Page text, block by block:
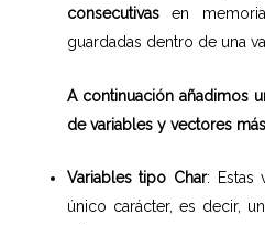
consecutivasen
guardadas dentro de una
A continuación añadimos
de variables y vectores
Variables tipo Char: Estas
único carácter, es decir,